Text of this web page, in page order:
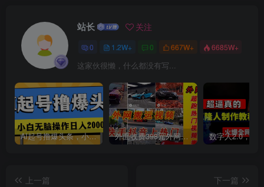
站长 关注
0 1.2W+ 0 667W+ 6685W+
这家伙很懒，什么都没有写...
AI起号撸爆头条，小白也能操作，日入2000+ 外面收费398元外网超跑豪车汽车视频搬运至快手抖音上热门项目
上一篇
下一篇